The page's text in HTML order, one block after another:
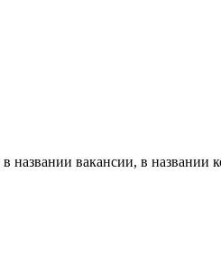
названии вакансии, в названии